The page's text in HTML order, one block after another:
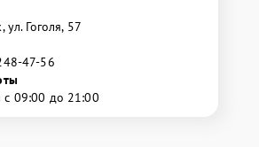
ул. ​Гоголя, 57
47-56
с 09:00 до 21:00